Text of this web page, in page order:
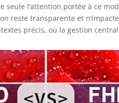
seule l’attention portée à ce
reste transparente et
précis, où la gestion